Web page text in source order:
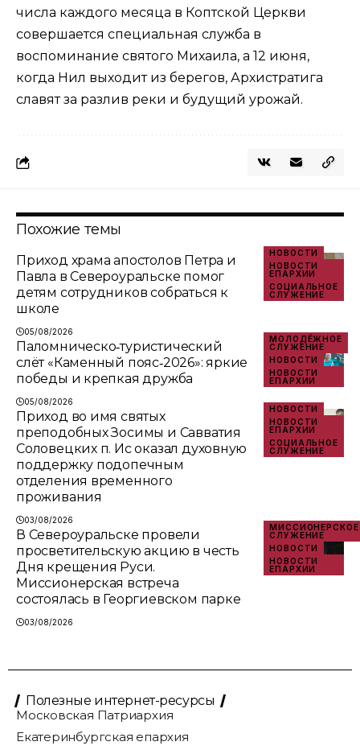
числа каждого месяца в Коптской Церкви
совершается специальная служба в
воспоминание святого Михаила, а 12 июня,
когда Нил выходит из берегов, Архистратига
славят за разлив реки и будущий урожай.
Похожие темы
НОВОСТИ
НОВОСТИ
ЕПАРХИИ
СОЦИАЛЬНОЕ
СЛУЖЕНИЕ
Приход храма апостолов Петра и
Павла в Североуральске помог
детям сотрудников собраться к
школе
05/08/2026
МОЛОДЁЖНОЕ
СЛУЖЕНИЕ
НОВОСТИ
НОВОСТИ
ЕПАРХИИ
Паломническо‑туристический
слёт «Каменный пояс‑2026»: яркие
победы и крепкая дружба
05/08/2026
НОВОСТИ
НОВОСТИ
ЕПАРХИИ
СОЦИАЛЬНОЕ
СЛУЖЕНИЕ
Приход во имя святых
преподобных Зосимы и Савватия
Соловецких п. Ис оказал духовную
поддержку подопечным
отделения временного
проживания
03/08/2026
МИССИОНЕРСКОЕ
СЛУЖЕНИЕ
НОВОСТИ
НОВОСТИ
ЕПАРХИИ
В Североуральске провели
просветительскую акцию в честь
Дня крещения Руси.
Миссионерская встреча
состоялась в Георгиевском парке
03/08/2026
Полезные интернет-ресурсы
Московская Патриархия
Екатеринбургская епархия